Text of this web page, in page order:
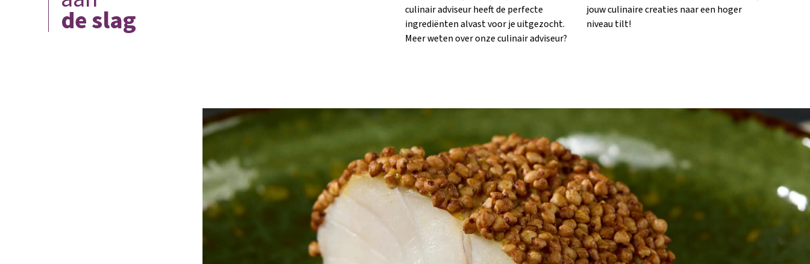
de slag
culinair adviseur heeft de perfecte
ingrediënten alvast voor je uitgezocht.
Meer weten over onze culinair adviseur?
jouw culinaire creaties naar een hoger
niveau tilt!